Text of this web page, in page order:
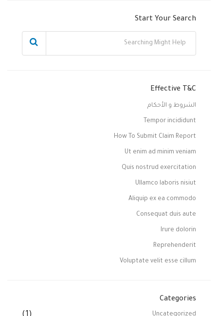
Start Your Search
Effective T&C
الشروط و الأحكام
Tempor incididunt
How To Submit Claim Report
Ut enim ad minim veniam
Quis nostrud exercitation
Ullamco laboris nisiut
Aliquip ex ea commodo
Consequat duis aute
Irure dolorin
Reprehenderit
Voluptate velit esse cillum
Categories